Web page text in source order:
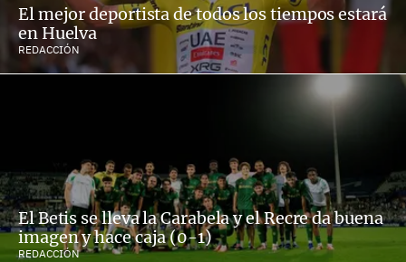
El mejor deportista de todos los tiempos estará
en Huelva
REDACCIÓN
El Betis se lleva la Carabela y el Recre da buena
imagen y hace caja (0-1)
REDACCIÓN